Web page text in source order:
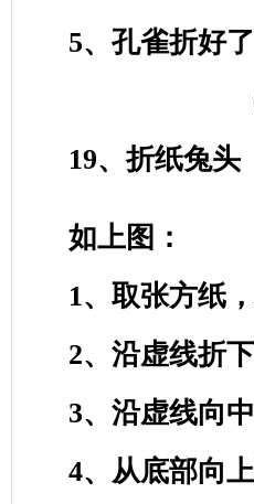
5、孔雀折好
19、折纸兔头
如上图：
1、取张方纸
2、沿虚线折
3、沿虚线向
4、从底部向